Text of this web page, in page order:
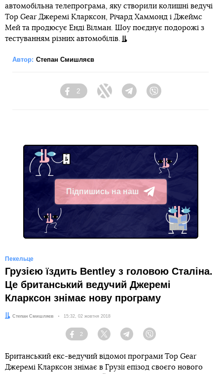
автомобільна телепрограма, яку створили колишні ведучі
Top Gear Джеремі Кларксон, Річард Хаммонд і Джеймс
Мей та продюсує Енді Вілман. Шоу поєднує подорожі з
тестуванням різних автомобілів.
Автор: Степан Смишляєв
Facebook
2
Twitter Telegram
Підпишись на наш
Telegram
Пекельце
Грузією їздить Bentley з головою Сталіна.
Це британський ведучий Джеремі
Кларксон знімає нову програму
Автор:
Степан Смишляєв Дата:
15:32, 02 жовтня 2018
Facebook
2
Twitter TelegramViber
Британський екс-ведучий відомої програми Top Gear
Джеремі Кларксон знімає в Грузії епізод своєго нового